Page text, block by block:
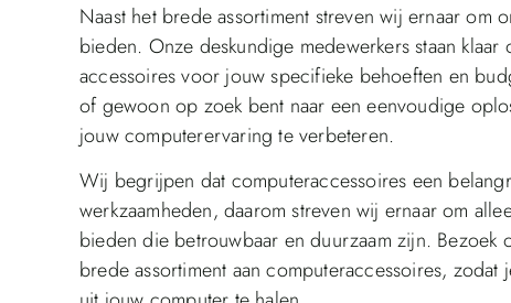
Naast het brede assortiment streven wij ernaar om
bieden. Onze deskundige medewerkers staan
accessoires voor jouw specifieke behoeften en
of gewoon op zoek bent naar een eenvoudige
jouw computerervaring te verbeteren.
Wij begrijpen dat computeraccessoires een
werkzaamheden, daarom streven wij ernaar om
bieden die betrouwbaar en duurzaam zijn. Bezoek
brede assortiment aan computeraccessoires,